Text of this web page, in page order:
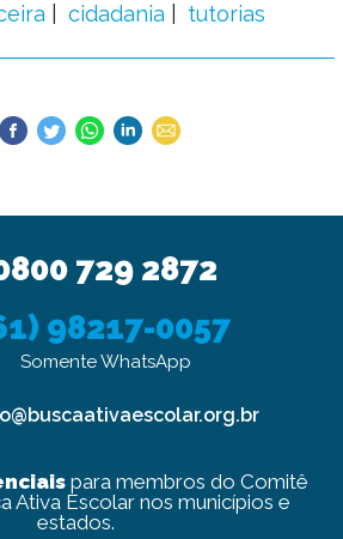
cidadania tutorias
729 2872
98217-0057
Somente WhatsApp
para membros do Comitê
Ativa Escolar nos municípios e
estados.